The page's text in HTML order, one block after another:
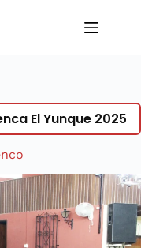
El Yunque 2025